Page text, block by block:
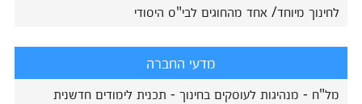
לחינוך מיוחד/ אחד מהחוגים לבי"ס היסודי
מדעי החברה
מל"ח - מנהיגות לעוסקים בחינוך - תכנית לימודים חדשנית